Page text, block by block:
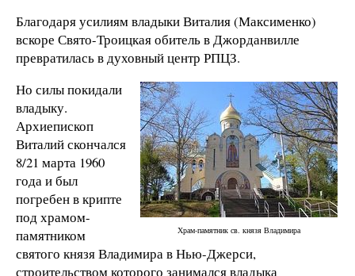
Благодаря усилиям владыки Виталия (Максименко)
вскоре Свято-Троицкая обитель в Джорданвилле
превратилась в духовный центр РПЦЗ.
Храм-памятник св. князя Владимира
Но силы покидали
владыку.
Архиепископ
Виталий скончался
8/21 марта 1960
года и был
погребен в крипте
под храмом-
памятником
святого князя Владимира в Нью-Джерси,
строительством которого занимался владыка